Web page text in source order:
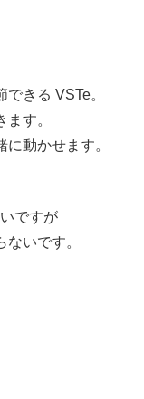
できる VSTe。
ます。
に動かせます。
ですが
いです。